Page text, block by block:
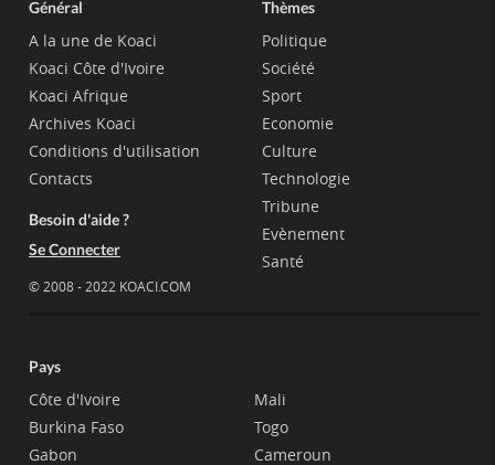
Général
A la une de Koaci
Koaci Côte d'Ivoire
Koaci Afrique
Archives Koaci
Conditions d'utilisation
Contacts
Besoin d'aide ?
Se Connecter
© 2008 - 2022 KOACI.COM
Thèmes
Politique
Société
Sport
Economie
Culture
Technologie
Tribune
Evènement
Santé
Pays
Côte d'Ivoire
Burkina Faso
Gabon
Mali
Togo
Cameroun